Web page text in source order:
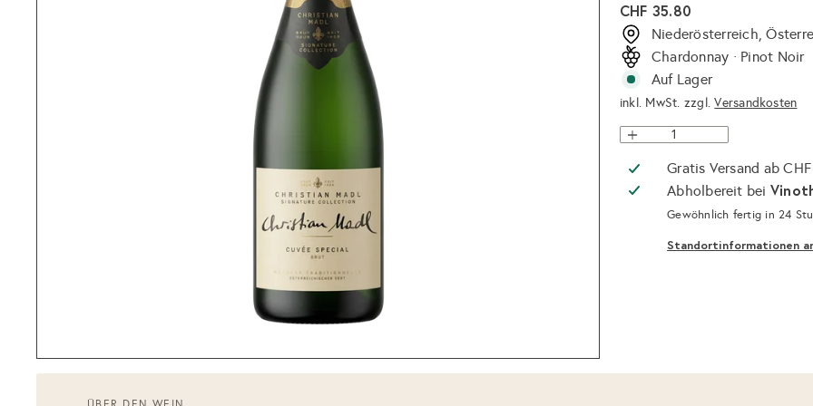
Normaler
Preis
CHF 35.80
Niederösterreich,
Chardonnay · Pinot Noir
Auf Lager
inkl. MwSt. zzgl.Versandkosten
Gratis Versand ab
Abholbereit bei
Gewöhnlich fertig in 24
Standortinformationen